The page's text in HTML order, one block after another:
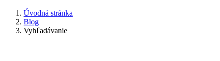
Úvodná stránka
Blog
Vyhľadávanie